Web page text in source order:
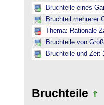
Bruchteile eines
Bruchteil mehrerer
Thema: Rationale
Bruchteile von
Bruchteile und Zeit
Bruchteile